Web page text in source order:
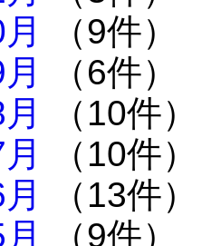
（9件）
（6件）
（10件）
（10件）
（13件）
（9件）